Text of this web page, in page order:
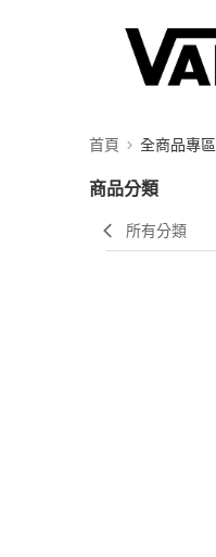
首頁 全商品專區
商品分類
所有分類